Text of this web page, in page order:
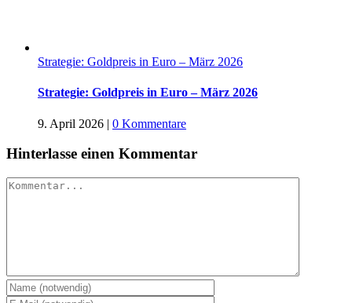
Strategie: Goldpreis in Euro – März 2026
Strategie: Goldpreis in Euro – März 2026
9. April 2026 | 0 Kommentare
Hinterlasse einen Kommentar
Kommentar